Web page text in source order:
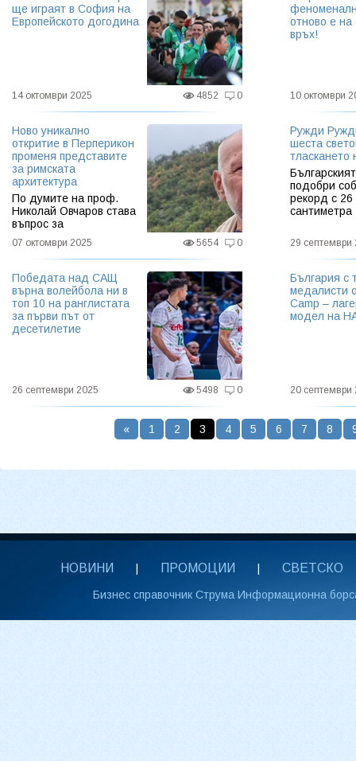
ще играят в София на
Европейското догодина
0
4852
14 октомври 2025
отново е на
връх!
10 октомври
Ново уникално
откритие в Перперикон
променя представите
за римската
архитектура
По думите на проф.
Николай Овчаров става
въпрос за
монументална сграда с
кръгъл план и
изключително
прецизен градеж
0
5654
07 октомври 2025
Ружди
шеста
тласкането
подобри
рекорд с 26
сантиметра
29 септември
Победата над САЩ
върна волейбола ни в
топ 10 на ранглистата
за първи път от
десетилетие
0
5498
26 септември 2025
България с
медалисти
Camp –
модел на
20 септември
« 1 2 3 4 5 6 7 8
НОВИНИ ПРОМОЦИИ СВЕТСКО
Бизнес справочник Струма Информационна